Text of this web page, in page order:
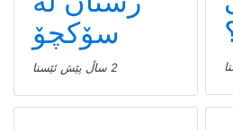
سۆکچۆ
2 ساڵ پێش ئێستا